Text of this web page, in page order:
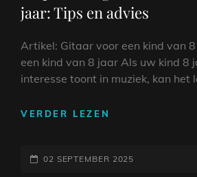
jaar: Tips en advies
Artikel: Gitaar voor een kind van
een kind van 8 jaar Als uw kind 8
interesse toont in muziek, kan het
VERDER LEZEN
VOOR
GEPLAATST
02 SEPTEMBER 2025